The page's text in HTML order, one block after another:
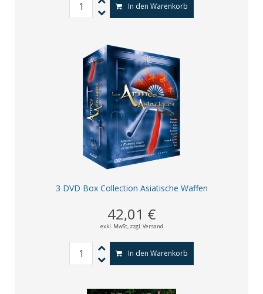
In den Warenkorb
3 DVD Box Collection Asiatische Waffen
42,01 €
exkl. MwSt, zzgl. Versand
In den Warenkorb